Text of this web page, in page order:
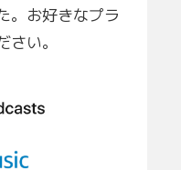
。お好きなプラ
い。